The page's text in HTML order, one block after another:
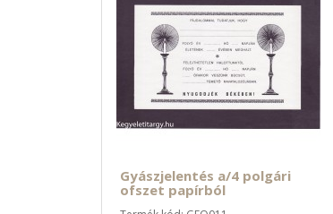
Gyászjelentés a/4 polgári
ofszet papírból